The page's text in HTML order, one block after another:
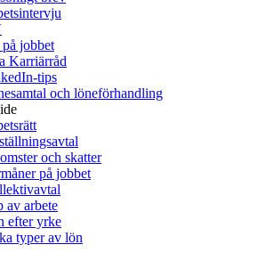
jobbet
Karriärråd
tips
och löneförhandling
och skatter
på jobbet
av arbete
efter yrke
typer av lön